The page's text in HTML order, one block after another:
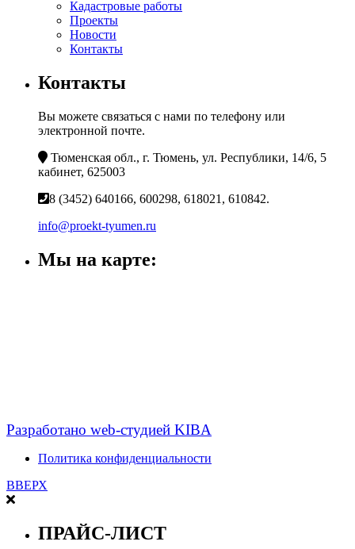
Кадастровые работы
Проекты
Новости
Контакты
Контакты
Вы можете связаться с нами по телефону или
электронной почте.
Тюменская обл., г. Тюмень, ул. Республики, 14/6, 5
кабинет, 625003
8 (3452) 640166, 600298, 618021, 610842.
info@proekt-tyumen.ru
Мы на карте:
Разработано web-студией KIBA
Политика конфиденциальности
ВВЕРХ
ПРАЙС-ЛИСТ